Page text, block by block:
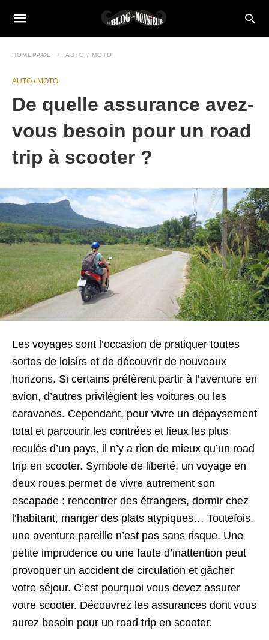
HOMEPAGE AUTO / MOTO
AUTO / MOTO
De quelle assurance avez-
vous besoin pour un road
trip à scooter ?
Les voyages sont l’occasion de pratiquer toutes
sortes de loisirs et de découvrir de nouveaux
horizons. Si certains préfèrent partir à l’aventure en
avion, d’autres privilégient les voitures ou les
caravanes. Cependant, pour vivre un dépaysement
total et parcourir les contrées et lieux les plus
reculés d’un pays, il n’y a rien de mieux qu’un road
trip en scooter. Symbole de liberté, un voyage en
deux roues permet de vivre autrement son
escapade : rencontrer des étrangers, dormir chez
l’habitant, manger des plats atypiques… Toutefois,
une aventure pareille n’est pas sans risque. Une
petite imprudence ou une faute d’inattention peut
provoquer un accident de circulation et gâcher
votre séjour. C’est pourquoi vous devez assurer
votre scooter. Découvrez les assurances dont vous
aurez besoin pour un road trip en scooter.